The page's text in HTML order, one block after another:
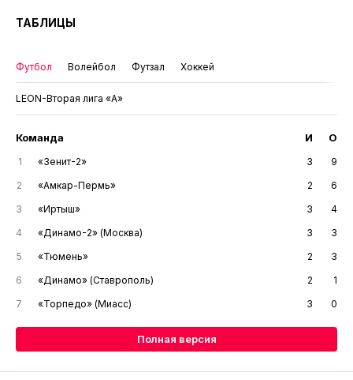
ТАБЛИЦЫ
Футбол Волейбол Футзал Хоккей
LEON-Вторая лига «А»
Команда И О
1 «Зенит-2» 3
9
2
«Амкар-Пермь» 2
6
3
«Иртыш» 3
4
4
«Динамо-2» (Москва) 3
3
5
«Тюмень» 2
3
6
«Динамо» (Ставрополь) 2
1
7
«Торпедо» (Миасс) 3 0
Полная версия